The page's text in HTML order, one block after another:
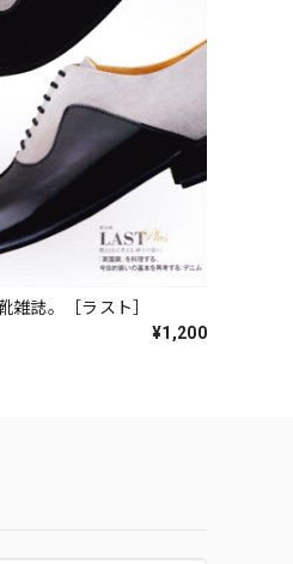
雑誌。［ラスト］
¥1,200